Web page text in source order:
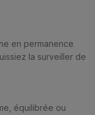
en permanence
la surveiller de
équilibrée ou